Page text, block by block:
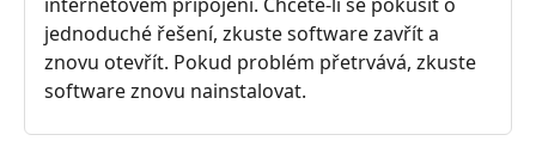
jednoduché řešení, zkuste software zavřít a
znovu otevřít. Pokud problém přetrvává, zkuste
software znovu nainstalovat.